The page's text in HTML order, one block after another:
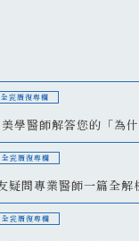
全瓷贗復專欄
學醫師解答您的「為什
全瓷贗復專欄
問專業醫師一篇全解
全瓷贗復專欄